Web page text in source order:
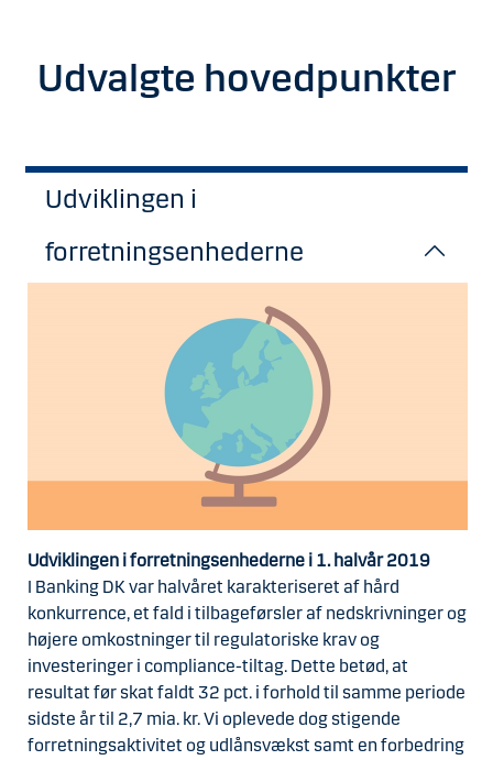
Udvalgte hovedpunkter
Udviklingen i
forretningsenhederne
Udviklingen i forretningsenhederne i 1. halvår 2019
I Banking DK var halvåret karakteriseret af hård
konkurrence, et fald i tilbageførsler af nedskrivninger og
højere omkostninger til regulatoriske krav og
investeringer i compliance-tiltag. Dette betød, at
resultat før skat faldt 32 pct. i forhold til samme periode
sidste år til 2,7 mia. kr. Vi oplevede dog stigende
forretningsaktivitet og udlånsvækst samt en forbedring